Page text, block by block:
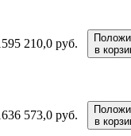
595 210,0 руб.
в
636 573,0 руб.
в